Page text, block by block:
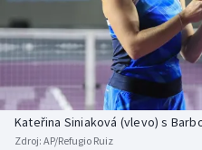
Baseball a softbal
Biatlon
Soutěže
Historické návraty
Aplikace ČT sport
Kateřina Siniaková (vlevo) s
Zdroj: AP/Refugio Ruiz